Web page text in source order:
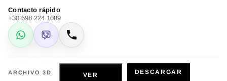
Contacto rápido
+30 698 224 1089
WhatsApp
Viber Llamar
ARCHIVO 3D VER DESCARGAR